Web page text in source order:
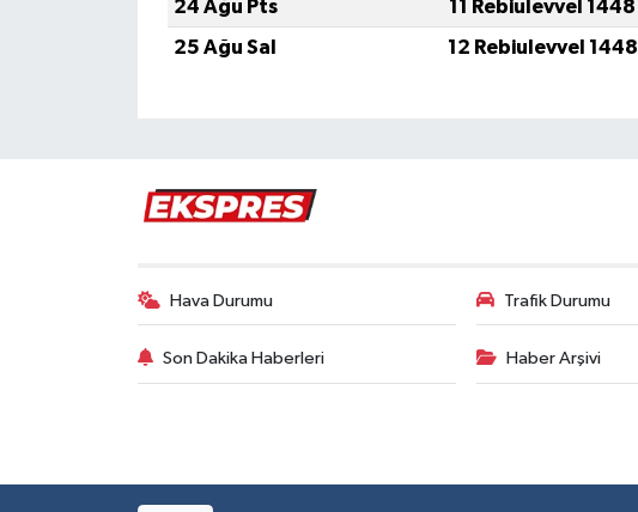
24 Ağu Pts
11 Rebiulevvel 1448
25 Ağu Sal
12 Rebiulevvel 1448
Hava Durumu Trafik Durumu
Son Dakika Haberleri Haber Arşivi
Video Galeri